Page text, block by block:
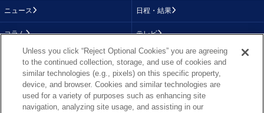
ニュース 日程・結果
コラム テレビ
画像
順位表
About NFL
Unless you click “Reject Optional Cookies” you are agreeing
to the continued collection, storage, and use of cookies and
similar technologies (e.g., pixels) on this specific property,
device, and browser. Cookies and similar technologies are
used for a variety of purposes such as enhancing site
navigation, analyzing site usage, and assisting in our